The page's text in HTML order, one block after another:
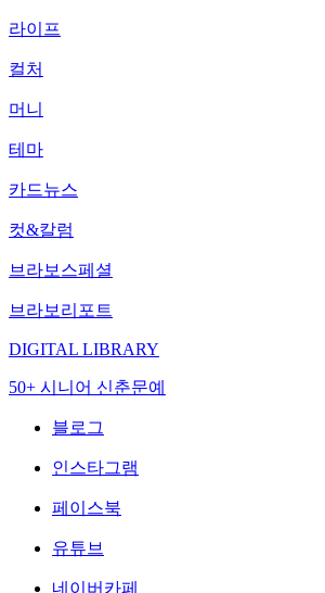
라이프
컬처
머니
테마
카드뉴스
컷&칼럼
브라보스페셜
브라보리포트
DIGITAL LIBRARY
50+ 시니어 신춘문예
블로그
인스타그램
페이스북
유튜브
네이버카페